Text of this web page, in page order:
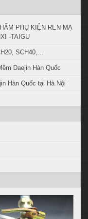
PHỤ KIỆN REN MẠ
-TAIGU
SCH40,...
Daejin Hàn Quốc
Hàn Quốc tại Hà Nội